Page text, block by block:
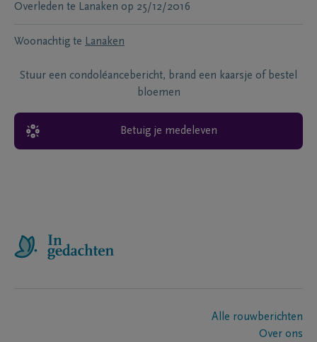
Overleden te Lanaken op 25/12/2016
Woonachtig te Lanaken
Stuur een condoléancebericht, brand een kaarsje of bestel
bloemen
Betuig je medeleven
Alle rouwberichten
Over ons